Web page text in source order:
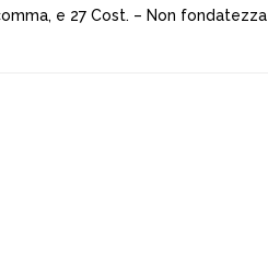
e 27 Cost. – Non fondatezza